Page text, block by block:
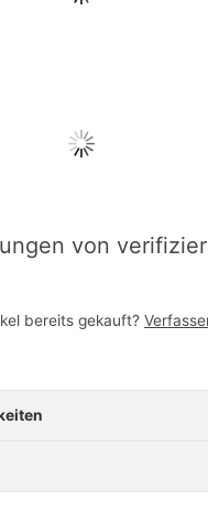
von
bereits gekauft?